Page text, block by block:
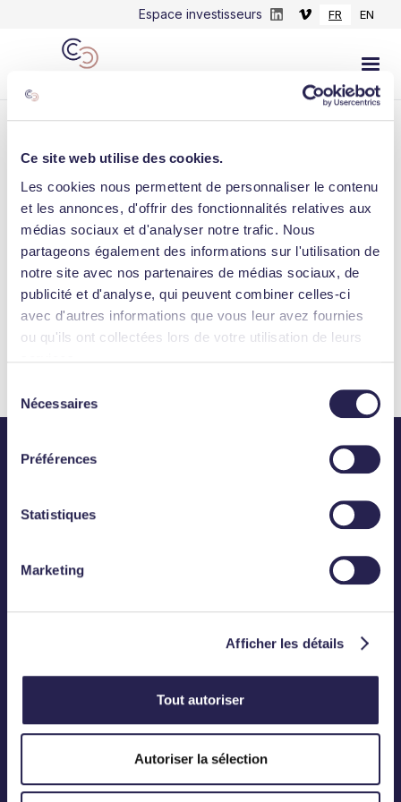
Ce site web utilise des cookies.
Les cookies nous permettent de personnaliser le contenu
et les annonces, d'offrir des fonctionnalités relatives aux
médias sociaux et d'analyser notre trafic. Nous
partageons également des informations sur l'utilisation de
notre site avec nos partenaires de médias sociaux, de
publicité et d'analyse, qui peuvent combiner celles-ci
avec d'autres informations que vous leur avez fournies
ou qu'ils ont collectées lors de votre utilisation de leurs
Nécessaires
Préférences
Statistiques
Marketing
Afficher les détails
Tout autoriser
Autoriser la sélection
Espace investisseurs FR EN
LINKEDIN
👉 IPEM 2021 : les équipes Meanings
Capital Partners vous attendent au stand
Panorama L4-02 (4e étag...
September 5, 2021
Consulter l'actualité
01 83 75 50 00
BUREAU
12, Rond-Point des Champs-Elysées
75008 Paris